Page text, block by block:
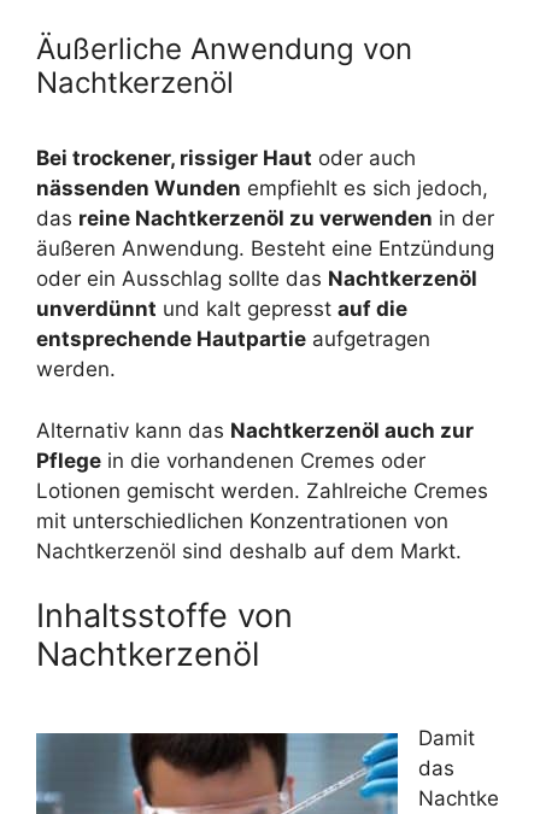
Äußerliche Anwendung von
Nachtkerzenöl
Bei trockener, rissiger Haut oder auch
nässenden Wunden empfiehlt es sich jedoch,
das reine Nachtkerzenöl zu verwenden in der
äußeren Anwendung. Besteht eine Entzündung
oder ein Ausschlag sollte das Nachtkerzenöl
unverdünnt und kalt gepresst auf die
entsprechende Hautpartie aufgetragen
werden.
Alternativ kann das Nachtkerzenöl auch zur
Pflege in die vorhandenen Cremes oder
Lotionen gemischt werden. Zahlreiche Cremes
mit unterschiedlichen Konzentrationen von
Nachtkerzenöl sind deshalb auf dem Markt.
Inhaltsstoffe von
Nachtkerzenöl
Damit
das
Nachtke